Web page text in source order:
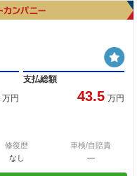
万円
支払総額
43.5 万円
修復歴
なし
車検/自賠責
―